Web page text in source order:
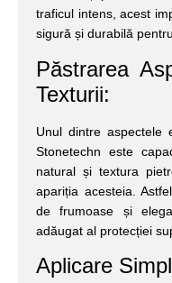
traficul intens, acest
sigură și durabilă
Păstrarea
Texturii:
Unul dintre aspectele
Stonetechn este
natural și textura
apariția acesteia.
de frumoase și
adăugat al protecției
Aplicare